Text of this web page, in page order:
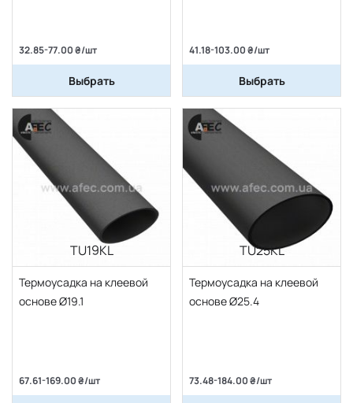
32.85-77.00 ₴/шт
Выбрать
41.18-103.00 ₴/шт
Выбрать
TU19KL
Термоусадка на клеевой
основе Ø19.1
67.61-169.00 ₴/шт
TU25KL
Термоусадка на клеевой
основе Ø25.4
73.48-184.00 ₴/шт